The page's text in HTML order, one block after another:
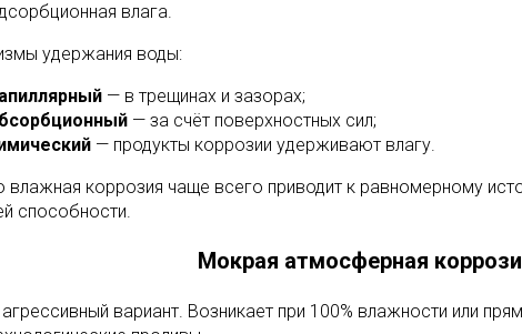
влага.
удержания воды:
— в трещинах и зазорах;
— за счёт поверхностных сил;
— продукты коррозии удерживают влагу.
влажная коррозия чаще всего приводит к равномерному
способности.
Мокрая атмосферная
вариант. Возникает при 100% влажности или